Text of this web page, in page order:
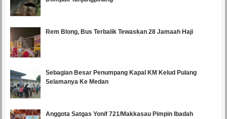
Rem Blong, Bus Terbalik Tewaskan 28 Jamaah Haji
Sebagian Besar Penumpang Kapal KM Kelud Pulang
Selamanya Ke Medan
Anggota Satgas Yonif 721/Makkasau Pimpin Ibadah